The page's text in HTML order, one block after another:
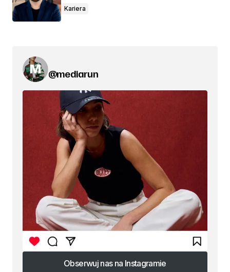
Kariera
@mediarun
Obserwuj nas na Instagramie